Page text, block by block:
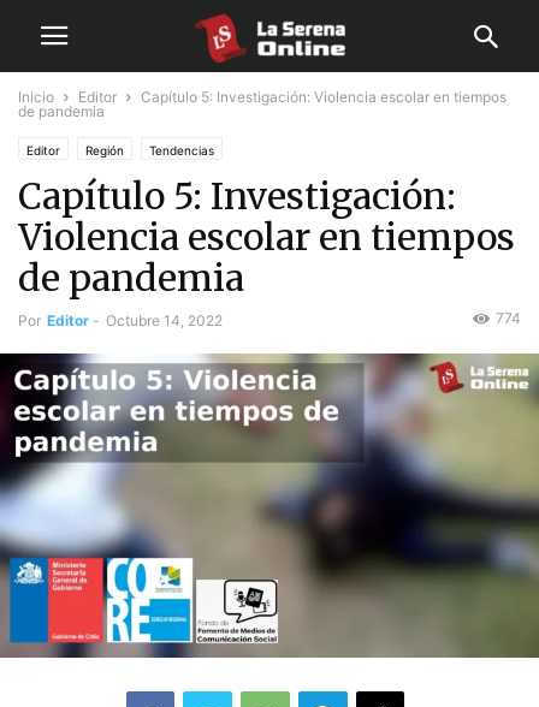
Inicio Editor
Capítulo 5: Investigación: Violencia escolar en tiempos
de pandemia
Editor Región Tendencias
Capítulo 5: Investigación:
Violencia escolar en tiempos
de pandemia
Por Editor - Octubre 14, 2022 774